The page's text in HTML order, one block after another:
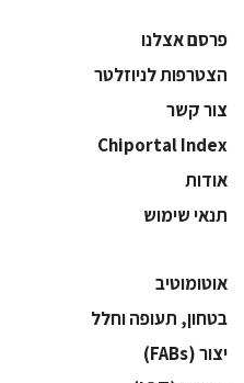
פרסם אצלנו
הצטרפות לניוזלטר
צור קשר
Chiportal Index
אודות
תנאי שימוש
אוטומוטיב
בטחון, תעופה וחלל
‫יצור (‪(FABs‬‬